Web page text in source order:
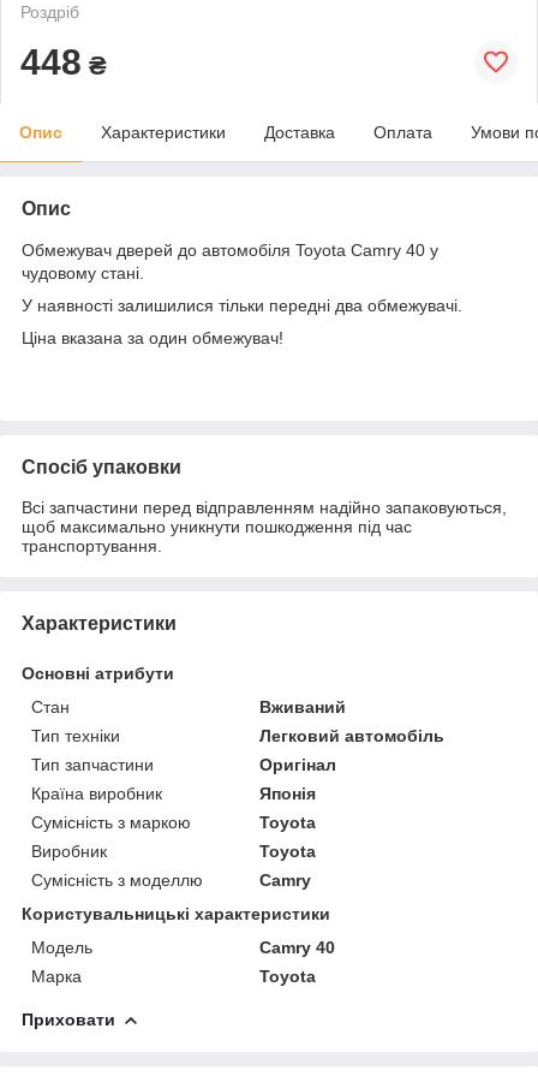
Роздріб
448 ₴
Опис Характеристики Доставка Оплата Умови
Опис
Обмежувач дверей до автомобіля Toyota Camry 40 у
чудовому стані.
У наявності залишилися тільки передні два обмежувачі.
Ціна вказана за один обмежувач!
Спосіб упаковки
Всі запчастини перед відправленням надійно запаковуються,
щоб максимально уникнути пошкодження під час
транспортування.
Характеристики
Основні атрибути
Стан
Вживаний
Тип техніки
Легковий автомобіль
Тип запчастини
Оригінал
Країна виробник
Японія
Сумісність з маркою
Toyota
Виробник
Toyota
Сумісність з моделлю
Camry
Користувальницькі характеристики
Модель
Camry 40
Марка
Toyota
Приховати